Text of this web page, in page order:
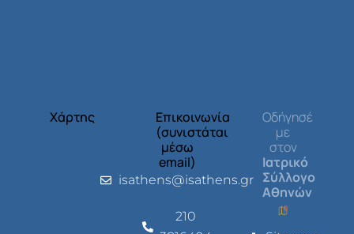
Χάρτης
Επικοινωνία
(συνιστάται
μέσω
email)
isathens@isathens.gr
210
Οδήγησέ
με
στον
Ιατρικό
Σύλλογο
Αθηνών